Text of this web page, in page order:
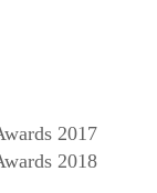
2017
2018